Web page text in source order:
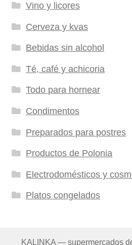
Vino y licores
Cerveza y kvas
Bebidas sin alcohol
Té, café y achicoria
Todo para hornear
Condimentos
Preparados para postres
Productos de Polonia
Electrodomésticos y
Platos congelados
KALINKA — supermercados